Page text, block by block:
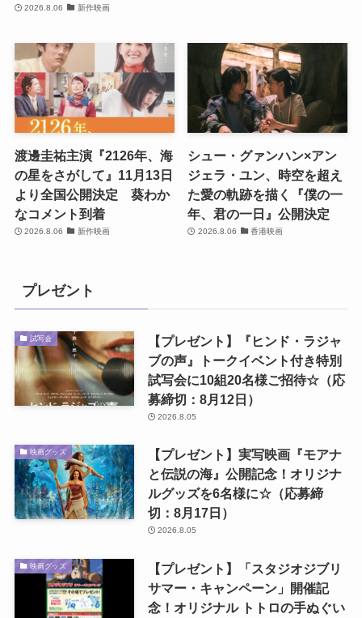
2026.8.06 新作映画
渡邊圭祐主演『2126年、海
の星をさがして』11月13日
より全国公開決定 葵わか
なコメント到着
2026.8.06 新作映画
シュー・グァンハン×アン
ジェラ・ユン、時空を超え
た愛の軌跡を描く『僕の一
年、君の一日』公開決定
2026.8.06 香港映画
プレゼント
試写会
【プレゼント】『ヒンド・ラジャ
ブの声』トークイベント付き特別
試写会に10組20名様ご招待☆（応
募締切：8月12日）
2026.8.05
映画グッズ
【プレゼント】実写映画『モアナ
と伝説の海』公開記念！オリジナ
ルグッズを6名様に☆（応募締
切：8月17日）
2026.8.05
映画グッズ
【プレゼント】「スタジオジブリ
サマー・キャンペーン」開催記
念！オリジナル トトロの手ぬぐい